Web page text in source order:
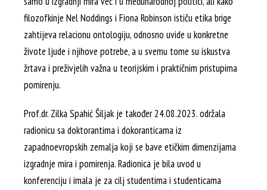
filozofkinje Nel Noddings i Fiona Robinson ističu etika brige
zahtijeva relacionu ontologiju, odnosno uvide u konkretne
živote ljude i njihove potrebe, a u svemu tome su iskustva
žrtava i preživjelih važna u teorijskim i praktičnim pristupima
pomirenju.
Prof.dr. Zilka Spahić Šiljak je također 24.08.2023. održala
radionicu sa doktorantima i dokoranticama iz
zapadnoevropskih zemalja koji se bave etičkim dimenzijama
izgradnje mira i pomirenja. Radionica je bila uvod u
konferenciju i imala je za cilj studentima i studenticama